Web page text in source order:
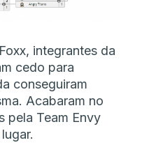
integrantes da
cedo para
conseguiram
Acabaram no
pela Team Envy